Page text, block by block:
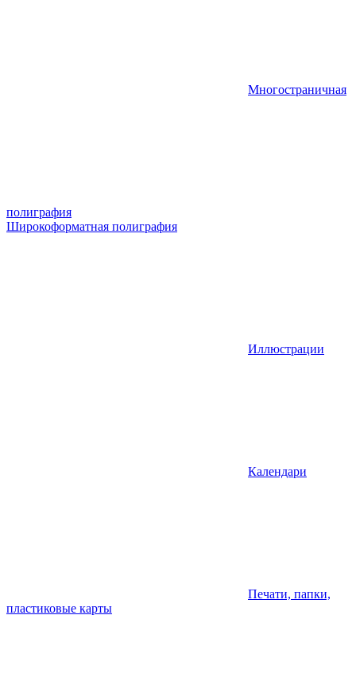
Многостраничная
полиграфия
Широкоформатная полиграфия
Иллюстрации
Календари
Печати, папки,
пластиковые карты